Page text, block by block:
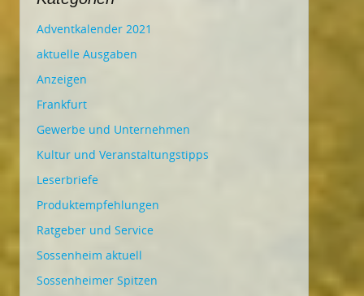
Adventkalender 2021
aktuelle Ausgaben
Anzeigen
Frankfurt
Gewerbe und Unternehmen
Kultur und Veranstaltungstipps
Leserbriefe
Produktempfehlungen
Ratgeber und Service
Sossenheim aktuell
Sossenheimer Spitzen